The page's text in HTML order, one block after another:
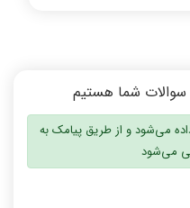
سوالات شما هستیم
می‌شود و از طریق پیامک به
می‌شود